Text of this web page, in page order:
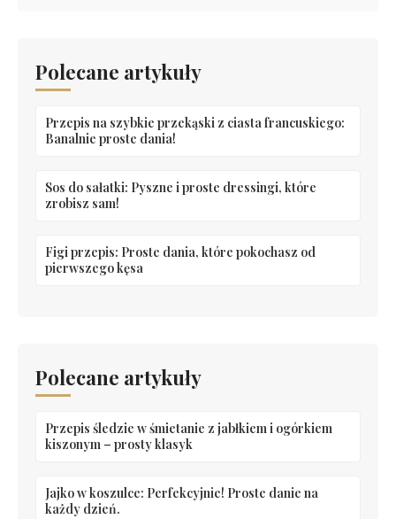
Polecane artykuły
Przepis na szybkie przekąski z ciasta francuskiego:
Banalnie proste dania!
Sos do sałatki: Pyszne i proste dressingi, które
zrobisz sam!
Figi przepis: Proste dania, które pokochasz od
pierwszego kęsa
Polecane artykuły
Przepis śledzie w śmietanie z jabłkiem i ogórkiem
kiszonym – prosty klasyk
Jajko w koszulce: Perfekcyjnie! Proste danie na
każdy dzień.